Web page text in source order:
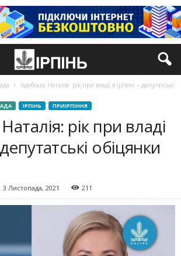
Іздебська Наталія: рік при владі в Ірпені – депутатські
ІРПІНЬ ПРИІРПІННЯ
рік при владі
обіцянки
3 Листопада, 2021 211